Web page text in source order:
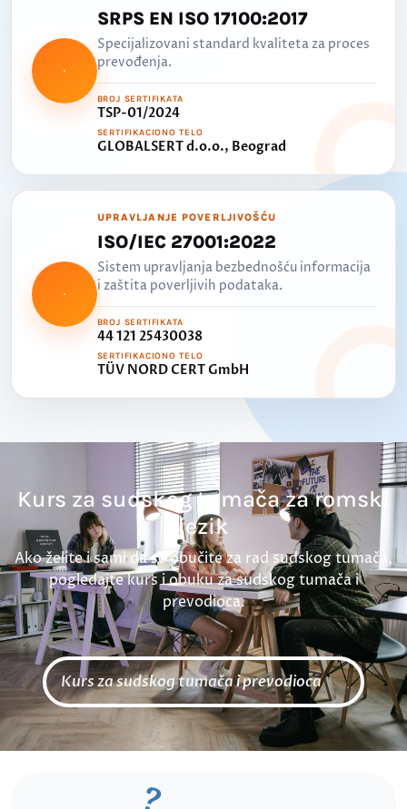
SRPS EN ISO 17100:2017
Specijalizovani standard kvaliteta za proces
prevođenja.
BROJ SERTIFIKATA
TSP-01/2024
SERTIFIKACIONO TELO
GLOBALSERT d.o.o., Beograd
UPRAVLJANJE POVERLJIVOŠĆU
ISO/IEC 27001:2022
Sistem upravljanja bezbednošću informacija
i zaštita poverljivih podataka.
BROJ SERTIFIKATA
44 121 25430038
SERTIFIKACIONO TELO
TÜV NORD CERT GmbH
Kurs za sudskog tumača za romski
jezik
Ako želite i sami da se obučite za rad sudskog tumača,
pogledajte kurs i obuku za sudskog tumača i
prevodioca.
Kurs za sudskog tumača i prevodioca